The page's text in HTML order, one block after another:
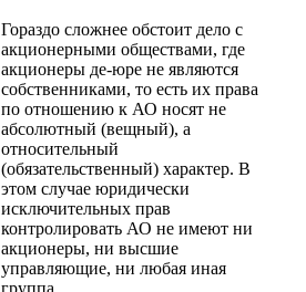
Гораздо сложнее обстоит дело с
акционерными обществами, где
акционеры де-юре не являются
собственниками, то есть их права
по отношению к АО носят не
абсолютный (вещный), а
относительный
(обязательственный) характер. В
этом случае юридически
исключительных прав
контролировать АО не имеют ни
акционеры, ни высшие
управляющие, ни любая иная
группа.